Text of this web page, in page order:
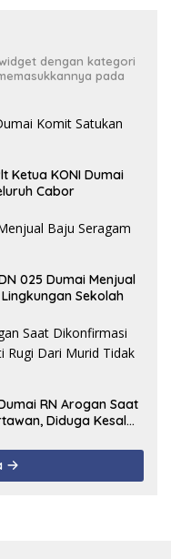
dengan kategori
pada
Ketua KONI Dumai
Cabor
025 Dumai Menjual
Sekolah
RN Arogan Saat
Diduga Kesal